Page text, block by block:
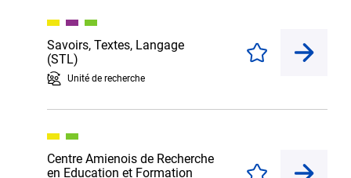
Savoirs, Textes, Langage
(STL)
Unité de recherche
Enregistrer
Centre Amienois de Recherche
en Education et Formation